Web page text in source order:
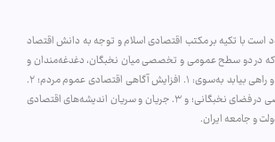
است با تکیه بر مکتب اقتصادی اسلام و توجه به دانش اقتصاد
که در دو سطح عمومی و تخصصی میان نخبگان، دغدغه‌مندان و
علاقه‌مندان پیگیری گردد و راهی بیابد به‌سوی: ۱. افزایش آگاهی اقتصادی عموم مردم؛ ۲.
تولید آثار پژوهشی تخصصی در فضای نخبگانی؛ و ۳. جریان و سریان اندیشه‌های اقتصادی
و جامعه ایران.